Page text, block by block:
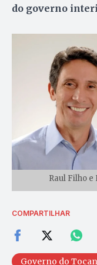
do governo
Raul Filho e
COMPARTILHAR
Governo do